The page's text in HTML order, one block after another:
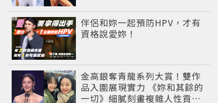
伴侶和妳一起預防HPV，才有
資格說愛妳！
PR
金高銀奪青龍系列大賞！雙作
品入圍展現實力 《妳和其餘的
一切》細膩刻畫複雜人性貢獻